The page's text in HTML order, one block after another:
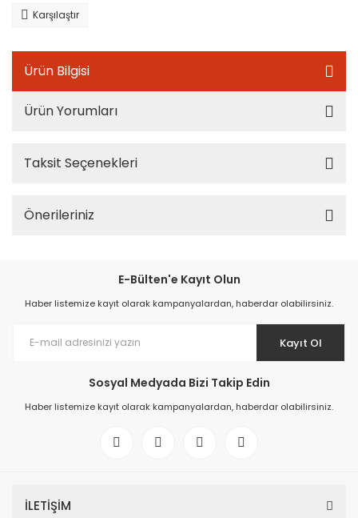
Karşılaştır
Ürün Bilgisi
Ürün Yorumları
Taksit Seçenekleri
Önerileriniz
E-Bülten'e Kayıt Olun
Haber listemize kayıt olarak kampanyalardan, haberdar olabilirsiniz.
Kayıt Ol
Sosyal Medyada Bizi Takip Edin
Haber listemize kayıt olarak kampanyalardan, haberdar olabilirsiniz.
İLETİŞİM